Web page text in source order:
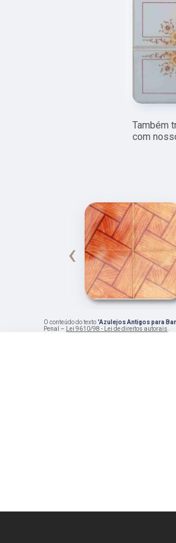
Também
com
‹
O conteúdo do texto "Azulejos Antigos para
Penal – Lei 9610/98 - Lei de direitos autorais.